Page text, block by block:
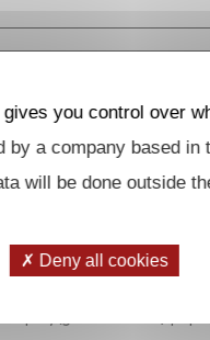
of cicular
for the study
question how proteins
for biophysicists
for the study of the
a difficult challenge and
develop a technical
Our CD/T-jump
a poly(glutamic acid)
you control over
by a company based in
will be done outside
Deny all cookies